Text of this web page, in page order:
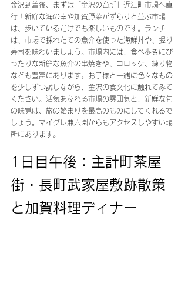
金沢到着後、まずは「金沢の台所」近江町市場へ直
行！新鮮な海の幸や加賀野菜がずらりと並ぶ市場
は、歩いているだけでも楽しいものです。ランチ
は、市場で採れたての魚介を使った海鮮丼や、握り
寿司を味わいましょう。市場内には、食べ歩きにぴ
ったりな新鮮な魚介の串焼きや、コロッケ、練り物
なども豊富にあります。お子様と一緒に色々なもの
を少しずつ試しながら、金沢の食文化に触れてみて
ください。活気あふれる市場の雰囲気と、新鮮な旬
の味覚は、旅の始まりを最高のものにしてくれるで
しょう。マイグレ兼六園からもアクセスしやすい場
所にあります。
1日目午後：主計町茶屋
街・長町武家屋敷跡散策
と加賀料理ディナー